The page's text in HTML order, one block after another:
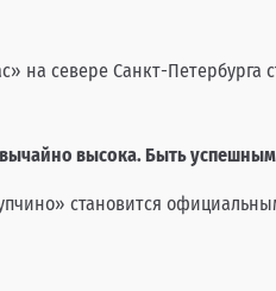
на севере Санкт-
высока. Быть
становится